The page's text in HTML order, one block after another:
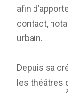
afin
contact,
urbain.
Depuis sa
les théâtres